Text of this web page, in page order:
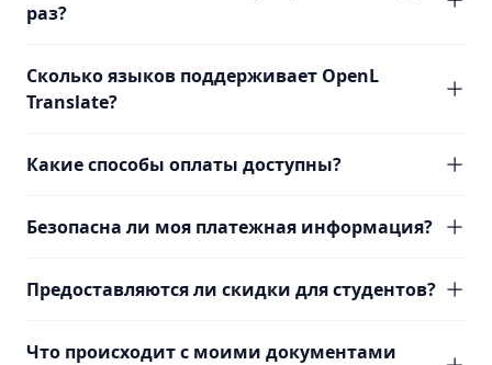
раз?
Сколько языков поддерживает OpenL
Translate?
Какие способы оплаты доступны?
Безопасна ли моя платежная информация?
Предоставляются ли скидки для студентов?
Что происходит с моими документами